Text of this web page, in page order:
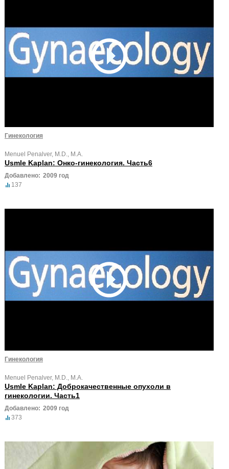
Гинекология
Menuel Penalver, M.D., M.A.
Usmle Kaplan: Онко-гинекология. Часть6
Добавлено: 2009 год
137
Гинекология
Menuel Penalver, M.D., M.A.
Usmle Kaplan: Доброкачественные опухоли в
гинекологии. Часть1
Добавлено: 2009 год
373